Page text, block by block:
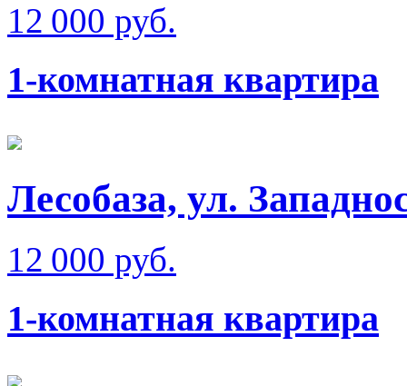
12 000 руб.
1-комнатная квартира
Лесобаза, ул.
12 000 руб.
1-комнатная квартира